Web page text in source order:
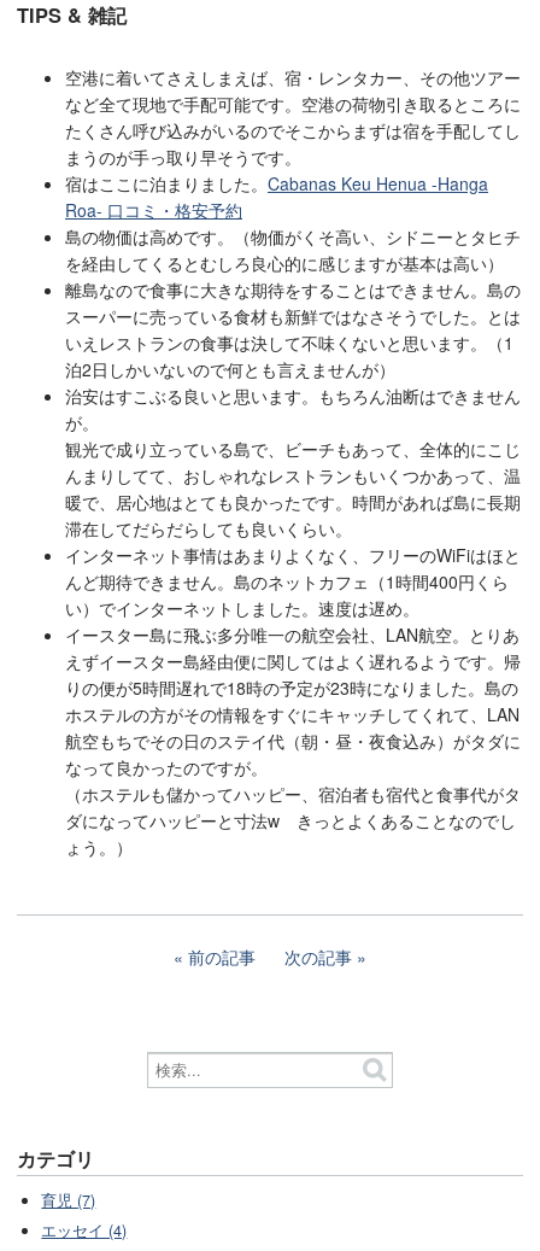
TIPS & 雑記
空港に着いてさえしまえば、宿・レンタカー、その他ツアー
など全て現地で手配可能です。空港の荷物引き取るところに
たくさん呼び込みがいるのでそこからまずは宿を手配してし
まうのが手っ取り早そうです。
宿はここに泊まりました。 Cabanas Keu Henua -Hanga
Roa- 口コミ・格安予約
島の物価は高めです。（物価がくそ高い、シドニーとタヒチ
を経由してくるとむしろ良心的に感じますが基本は高い）
離島なので食事に大きな期待をすることはできません。島の
スーパーに売っている食材も新鮮ではなさそうでした。とは
いえレストランの食事は決して不味くないと思います。（1
泊2日しかいないので何とも言えませんが）
治安はすこぶる良いと思います。もちろん油断はできません
が。
観光で成り立っている島で、ビーチもあって、全体的にこじ
んまりしてて、おしゃれなレストランもいくつかあって、温
暖で、居心地はとても良かったです。時間があれば島に長期
滞在してだらだらしても良いくらい。
インターネット事情はあまりよくなく、フリーのWiFiはほと
んど期待できません。島のネットカフェ（1時間400円くら
い）でインターネットしました。速度は遅め。
イースター島に飛ぶ多分唯一の航空会社、LAN航空。とりあ
えずイースター島経由便に関してはよく遅れるようです。帰
りの便が5時間遅れで18時の予定が23時になりました。島の
ホステルの方がその情報をすぐにキャッチしてくれて、LAN
航空もちでその日のステイ代（朝・昼・夜食込み）がタダに
なって良かったのですが。
（ホステルも儲かってハッピー、宿泊者も宿代と食事代がタ
ダになってハッピーと寸法w きっとよくあることなのでし
ょう。）
前の記事 次の記事
カテゴリ
育児 (7)
エッセイ (4)